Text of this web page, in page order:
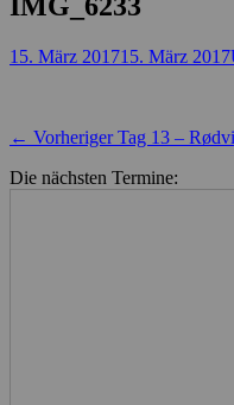
Posted
15. März 201715. März 2017
← Vorheriger Vorheriger
Tag 13 –
Die nächsten Termine: